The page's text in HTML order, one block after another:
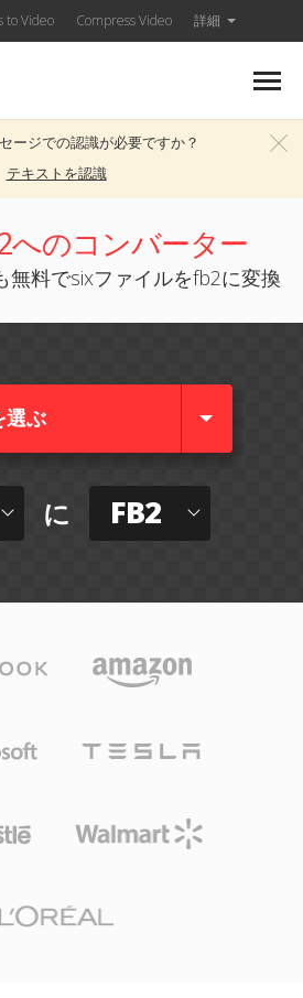
to Video Compress Video 詳細
ージでの認識が必要ですか？
テキストを認識
へのコンバーター
無料でsixファイルをfb2に変換
選ぶ
に FB2